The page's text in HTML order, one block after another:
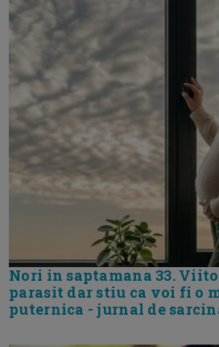
Nori in saptamana 33.
parasit dar stiu ca voi fi o
puternica - jurnal de